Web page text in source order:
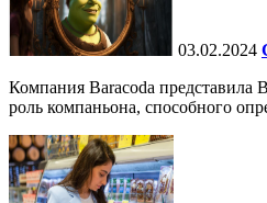
03.02.2024
Компания Baracoda представила
роль компаньона, способного